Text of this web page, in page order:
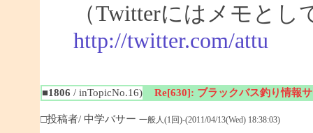
（Twitterにはメモと
http://twitter.com/attu
■1806 / inTopicNo.16) Re[630]: ブラックバス釣り情報
□投稿者/ 中学バサー 一般人(1回)-(2011/04/13(Wed) 18:38:03)